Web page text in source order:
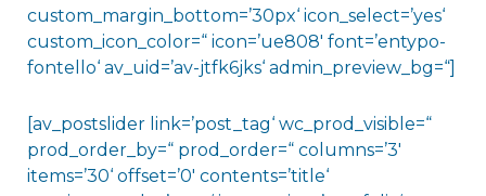
custom_margin_bottom=’30px‘ icon_select=’yes‘
custom_icon_color=“ icon=’ue808′ font=’entypo-
fontello‘ av_uid=’av-jtfk6jks‘ admin_preview_bg=“]
[av_postslider link=’post_tag‘ wc_prod_visible=“
prod_order_by=“ prod_order=“ columns=’3′
items=’30‘ offset=’0′ contents=’title‘